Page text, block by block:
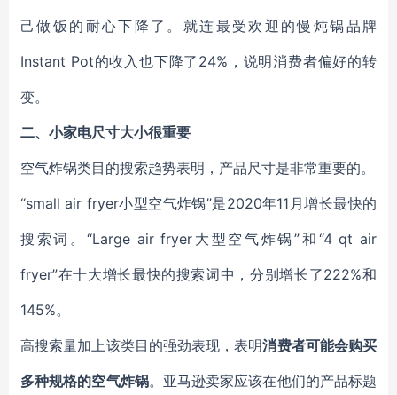
己做饭的耐心下降了。就连最受欢迎的慢炖锅品牌
Instant Pot的收入也下降了24%，说明消费者偏好的转
变。
二、 小家电尺寸大小很重要
空气炸锅类目 的搜索趋势表明 ， 产品尺寸是非常重要的。
“small air fryer小型空气炸锅”是2020年11月增长最快的
搜索词。“Large air fryer大型空气炸锅”和“4 qt air
fryer”在十大增长最快的搜索词中 ，分别增长了222%和
145%。
高搜索量加上该类目 的强劲表现，表明消费者可能会购买
多种规格的空气炸锅。 亚马逊卖家应该在他们的产品标题